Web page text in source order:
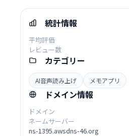
統計情報
平均評価
レビュー数
カテゴリー
AI音声読み上げ メモアプリ
ドメイン情報
ドメイン
ネームサーバー
ns-1395.awsdns-46.org